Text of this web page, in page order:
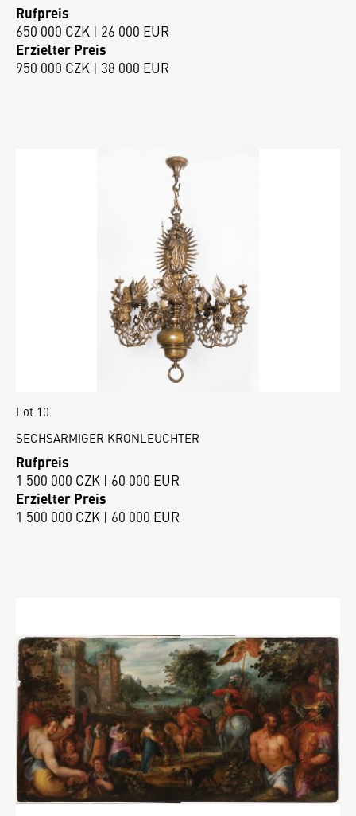
Rufpreis
650 000 CZK | 26 000 EUR
Erzielter Preis
950 000 CZK | 38 000 EUR
Lot 10
SECHSARMIGER KRONLEUCHTER
Rufpreis
1 500 000 CZK | 60 000 EUR
Erzielter Preis
1 500 000 CZK | 60 000 EUR